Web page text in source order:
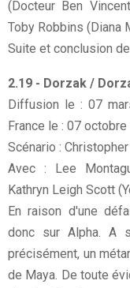
(Docteur Ben
Toby Robbins (Diana
Suite et conclusion
2.19 - Dorzak /
Diffusion le : 07
France le : 07
Scénario :
Avec : Lee
Kathryn Leigh Scott
En raison d'une
donc sur Alpha. A
précisément, un
de Maya. De toute